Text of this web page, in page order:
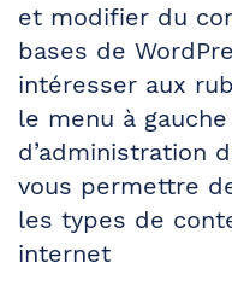
et modifier du
bases de
intéresser aux
le menu à
d’administration
vous permettre
les types de
internet